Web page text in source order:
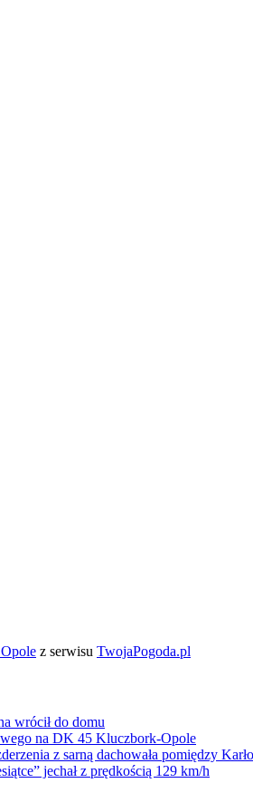
z serwisu TwojaPogoda.pl
wrócił do domu
na DK 45 Kluczbork-Opole
z sarną dachowała pomiędzy
jechał z prędkością 129 km/h